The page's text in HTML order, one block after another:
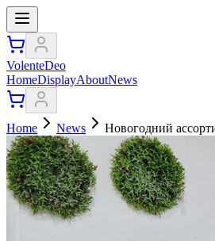
VolenteDeo
HomeDisplayAboutNews
Home News Новогодний